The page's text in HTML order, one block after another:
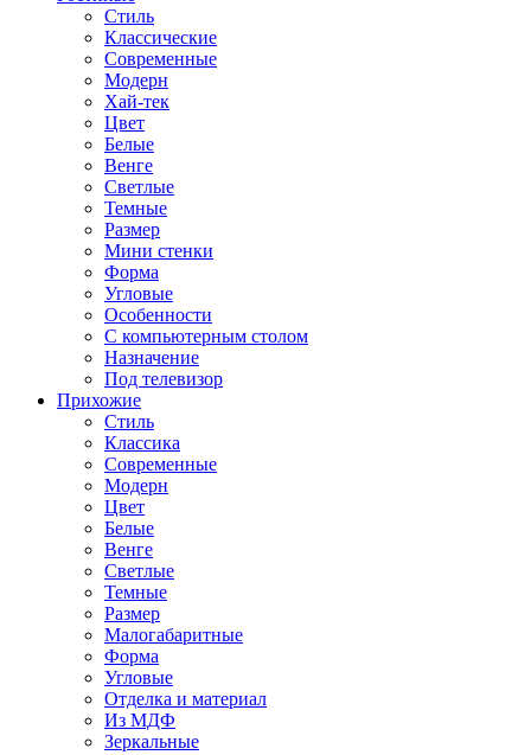
Стиль
Классические
Современные
Модерн
Хай-тек
Цвет
Белые
Венге
Светлые
Темные
Размер
Мини стенки
Форма
Угловые
Особенности
С компьютерным столом
Назначение
Под телевизор
Прихожие
Стиль
Классика
Современные
Модерн
Цвет
Белые
Венге
Светлые
Темные
Размер
Малогабаритные
Форма
Угловые
Отделка и материал
Из МДФ
Зеркальные